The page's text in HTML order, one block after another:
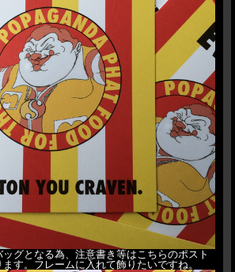
ッグとなる為、注意書き等はこちらのポスト
す。フレームに入れて飾りたいですね。